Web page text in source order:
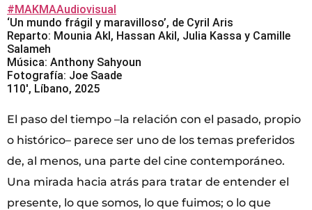
#MAKMAAudiovisual
‘Un mundo frágil y maravilloso’, de Cyril Aris
Reparto: Mounia Akl, Hassan Akil, Julia Kassa y Camille
Salameh
Música: Anthony Sahyoun
Fotografía: Joe Saade
110′, Líbano, 2025
El paso del tiempo –la relación con el pasado, propio
o histórico– parece ser uno de los temas preferidos
de, al menos, una parte del cine contemporáneo.
Una mirada hacia atrás para tratar de entender el
presente, lo que somos, lo que fuimos; o lo que